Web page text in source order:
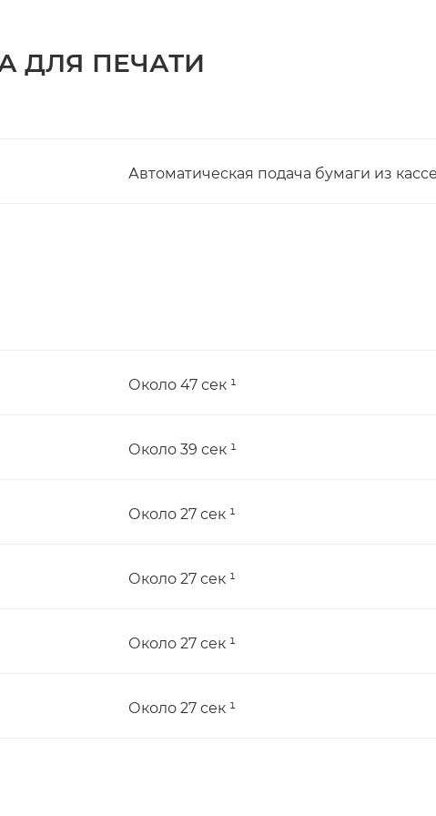
ДЛЯ ПЕЧАТИ
Автоматическая подача бумаги из
Около 47 сек ¹
Около 39 сек ¹
Около 27 сeк ¹
Около 27 сeк ¹
Около 27 сeк ¹
Около 27 сeк ¹